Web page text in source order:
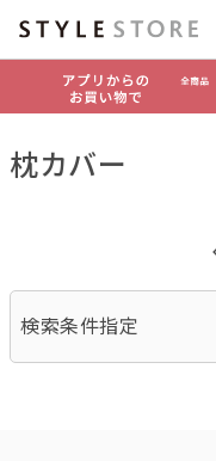
枕カバー
検索条件指定